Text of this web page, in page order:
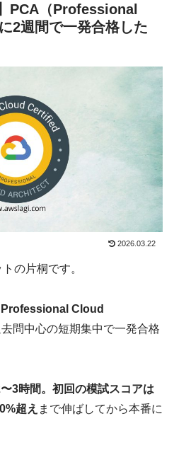
PCA（Professional
2週間で一発合格した
2026.03.22
の片桐です。
Professional Cloud
問中心の短期集中で一発合格
3時間。初回の模試スコアは
超え まで伸ばしてから本番に